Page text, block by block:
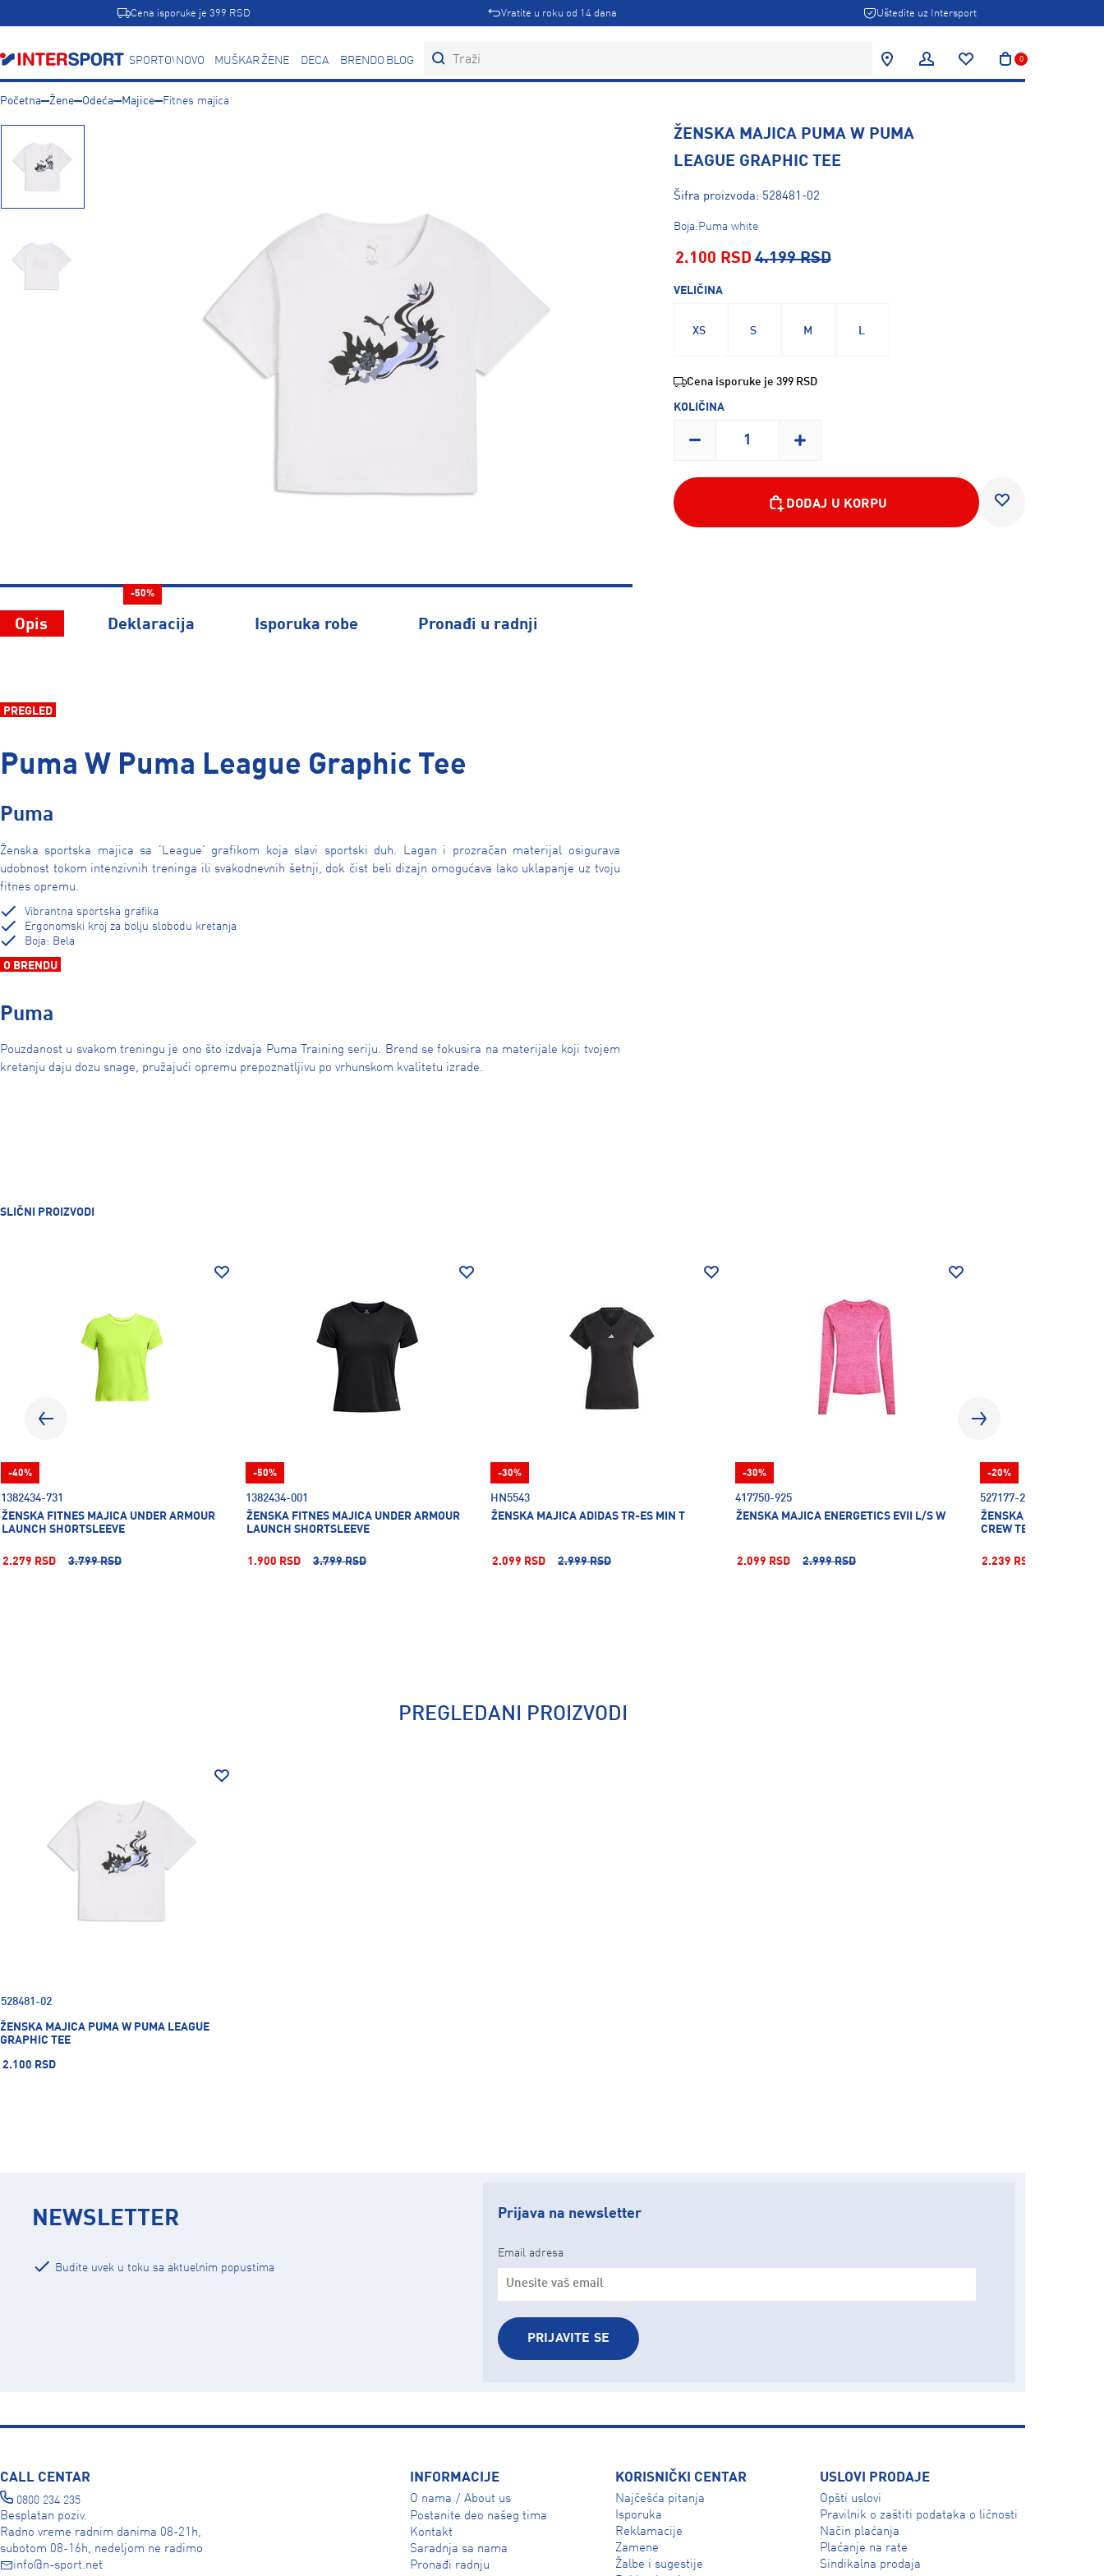
Cena isporuke je 399 RSD Vratite u roku od 14 dana Uštedite uz Intersport
SPORTOVINOVO MUŠKARCIŽENE DECA BRENDOVIBLOG 0
Početna Žene Odeća Majice Fitnes majica
-50%
Opis Deklaracija Isporuka robe Pronađi u radnji
PREGLED
Puma W Puma League Graphic Tee
Puma
Ženska sportska majica sa 'League' grafikom koja slavi sportski duh. Lagan i prozračan materijal osigurava
udobnost tokom intenzivnih treninga ili svakodnevnih šetnji, dok čist beli dizajn omogućava lako uklapanje uz tvoju
fitnes opremu.
Vibrantna sportska grafika
Ergonomski kroj za bolju slobodu kretanja
Boja: Bela
O BRENDU
Puma
Pouzdanost u svakom treningu je ono što izdvaja Puma Training seriju. Brend se fokusira na materijale koji tvojem
kretanju daju dozu snage, pružajući opremu prepoznatljivu po vrhunskom kvalitetu izrade.
ŽENSKA MAJICA PUMA W PUMA
LEAGUE GRAPHIC TEE
Šifra proizvoda: 528481-02
Boja:Puma white
2.100 RSD 4.199 RSD
VELIČINA
XS S M
Cena isporuke je 399 RSD
KOLIČINA
DODAJ U KORPU
SLIČNI PROIZVODI
1382434-731
ŽENSKA FITNES MAJICA UNDER ARMOUR
LAUNCH SHORTSLEEVE
2.279 RSD 3.799 RSD
-40%
1382434-001
ŽENSKA FITNES MAJICA UNDER ARMOUR
LAUNCH SHORTSLEEVE
1.900 RSD 3.799 RSD
-50%
HN5543
ŽENSKA MAJICA ADIDAS TR-ES MIN T
2.099 RSD 2.999 RSD
-30%
417750-925
ŽENSKA MAJICA ENERGETICS EVII L/S W
2.099 RSD 2.999 RSD
-30%
527177-25
ŽENSKA MAJICA PUMA
CREW TEE
2.239 RSD
-20%
PREGLEDANI PROIZVODI
528481-02
ŽENSKA MAJICA PUMA W PUMA LEAGUE
GRAPHIC TEE
2.100 RSD
NEWSLETTER
Budite uvek u toku sa aktuelnim popustima
Prijava na newsletter
Email adresa
PRIJAVITE SE
CALL CENTAR
0800 234 235
Besplatan poziv.
Radno vreme radnim danima 08-21h,
subotom 08-16h, nedeljom ne radimo
info@n-sport.net
INFORMACIJE
O nama / About us
Postanite deo našeg tima
Kontakt
Saradnja sa nama
Pronađi radnju
KORISNIČKI CENTAR
Najčešća pitanja
Isporuka
Reklamacije
Zamene
Žalbe i sugestije
USLOVI PRODAJE
Opšti uslovi
Pravilnik o zaštiti podataka o ličnosti
Način plaćanja
Plaćanje na rate
Sindikalna prodaja